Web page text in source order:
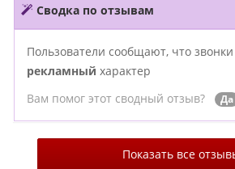
Сводка по отзывам
Пользователи сообщают, что
рекламный характер
Вам помог этот сводный отзыв?
Да
Показать все